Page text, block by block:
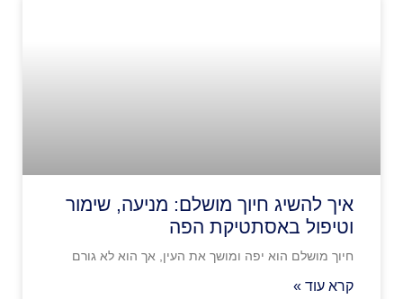
איך להשיג חיוך מושלם: מניעה, שימור
וטיפול באסתטיקת הפה
חיוך מושלם הוא יפה ומושך את העין, אך הוא לא גורם
קרא עוד »